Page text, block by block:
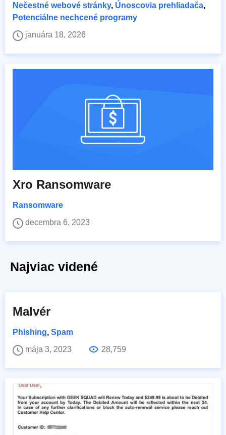
Nečestné webové stránky, Únoscovia prehliadača,
Potenciálne nechcené programy
januára 18, 2026
Xro Ransomware
Ransomware
decembra 6, 2023
Najviac videné
Malvér
Phishing, Spam
mája 3, 2023
28,759